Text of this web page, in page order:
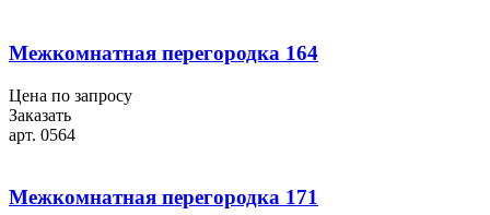
Межкомнатная перегородка 164
Цена по запросу
Заказать
арт. 0564
Межкомнатная перегородка 171